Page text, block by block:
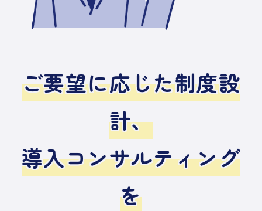
ご要望に応じた制度設
計、
導入コンサルティング
を